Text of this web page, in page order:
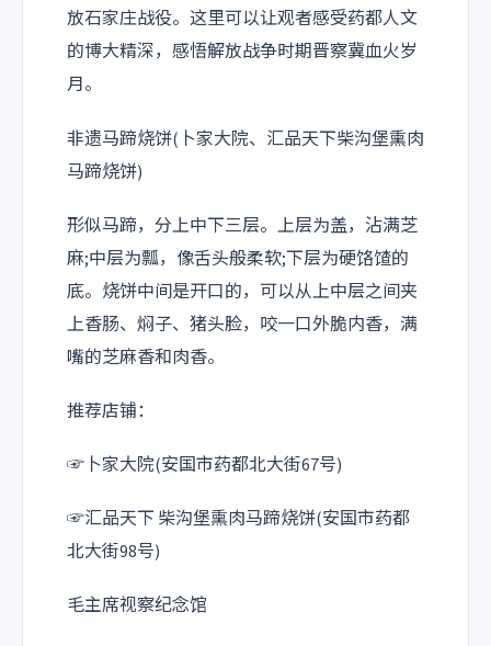
放石家庄战役。这里可以让观者感受药都人文
的博大精深，感悟解放战争时期晋察冀血火岁
月。
非遗马蹄烧饼(卜家大院、汇品天下柴沟堡熏肉
马蹄烧饼)
形似马蹄，分上中下三层。上层为盖，沾满芝
麻;中层为瓢，像舌头般柔软;下层为硬饹馇的
底。烧饼中间是开口的，可以从上中层之间夹
上香肠、焖子、猪头脸，咬一口外脆内香，满
嘴的芝麻香和肉香。
推荐店铺：
☞卜家大院(安国市药都北大街67号)
☞汇品天下 柴沟堡熏肉马蹄烧饼(安国市药都
北大街98号)
毛主席视察纪念馆